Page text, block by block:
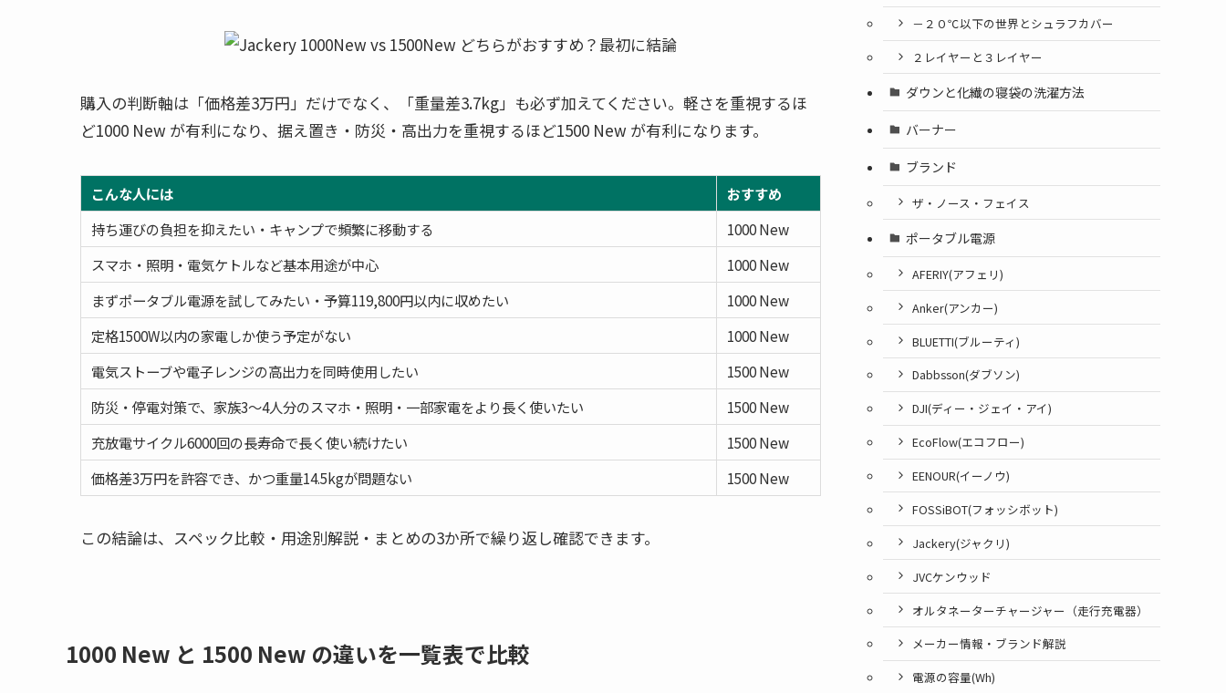
購入の判断軸は「価格差3万円」だけでなく、「重量差3.7kg」も必ず加えてください。軽さを重視するほ
ど1000 New が有利になり、据え置き・防災・高出力を重視するほど1500 New が有利になります。
こんな人には
おすすめ
持ち運びの負担を抑えたい・キャンプで頻繁に移動する
1000 New
スマホ・照明・電気ケトルなど基本用途が中心
1000 New
まずポータブル電源を試してみたい・予算119,800円以内に収めたい
1000 New
定格1500W以内の家電しか使う予定がない
1000 New
電気ストーブや電子レンジの高出力を同時使用したい
1500 New
防災・停電対策で、家族3〜4人分のスマホ・照明・一部家電をより長く使いたい
1500 New
充放電サイクル6000回の長寿命で長く使い続けたい
1500 New
価格差3万円を許容でき、かつ重量14.5kgが問題ない
1500 New
この結論は、スペック比較・用途別解説・まとめの3か所で繰り返し確認できます。
1000 New と 1500 New の違いを一覧表で比較
－２０℃以下の世界とシュラフカバー
２レイヤーと３レイヤー
ダウンと化繊の寝袋の洗濯方法
バーナー
ブランド
ザ・ノース・フェイス
ポータブル電源
AFERIY(アフェリ)
Anker(アンカー)
BLUETTI(ブルーティ)
Dabbsson(ダブソン)
DJI(ディー・ジェイ・アイ)
EcoFlow(エコフロー)
EENOUR(イーノウ)
FOSSiBOT(フォッシボット)
Jackery(ジャクリ)
JVCケンウッド
オルタネーターチャージャー（走行充電器）
メーカー情報・ブランド解説
電源の容量(Wh)